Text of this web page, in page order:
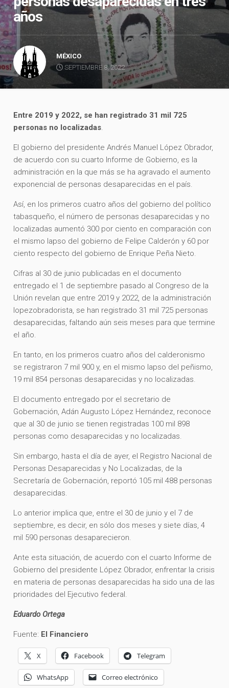
años
MÉXICO
SEPTIEMBRE 8, 2022
Entre 2019 y 2022, se han registrado 31 mil 725
personas no localizadas.
El gobierno del presidente Andrés Manuel López Obrador,
de acuerdo con su cuarto Informe de Gobierno, es la
administración en la que más se ha agravado el aumento
exponencial de personas desaparecidas en el país.
Así, en los primeros cuatro años del gobierno del político
tabasqueño, el número de personas desaparecidas y no
localizadas aumentó 300 por ciento en comparación con
el mismo lapso del gobierno de Felipe Calderón y 60 por
ciento respecto del gobierno de Enrique Peña Nieto.
Cifras al 30 de junio publicadas en el documento
entregado el 1 de septiembre pasado al Congreso de la
Unión revelan que entre 2019 y 2022, de la administración
lopezobradorista, se han registrado 31 mil 725 personas
desaparecidas, faltando aún seis meses para que termine
el año.
En tanto, en los primeros cuatro años del calderonismo
se registraron 7 mil 900 y, en el mismo lapso del peñismo,
19 mil 854 personas desaparecidas y no localizadas.
El documento entregado por el secretario de
Gobernación, Adán Augusto López Hernández, reconoce
que al 30 de junio se tienen registradas 100 mil 898
personas como desaparecidas y no localizadas.
Sin embargo, hasta el día de ayer, el Registro Nacional de
Personas Desaparecidas y No Localizadas, de la
Secretaría de Gobernación, reportó 105 mil 488 personas
desaparecidas.
Lo anterior implica que, entre el 30 de junio y el 7 de
septiembre, es decir, en sólo dos meses y siete días, 4
mil 590 personas desaparecieron.
Ante esta situación, de acuerdo con el cuarto Informe de
Gobierno del presidente López Obrador, enfrentar la crisis
en materia de personas desaparecidas ha sido una de las
prioridades del Ejecutivo federal.
Eduardo Ortega
Fuente: El Financiero
X Facebook Telegram
WhatsApp Correo electrónico